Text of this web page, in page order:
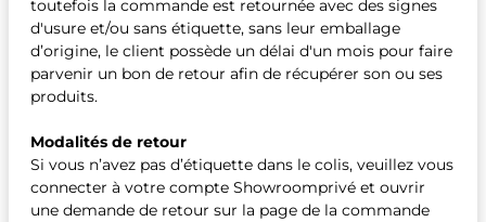
toutefois la commande est retournée avec des signes
d'usure et/ou sans étiquette, sans leur emballage
d’origine, le client possède un délai d'un mois pour faire
parvenir un bon de retour afin de récupérer son ou ses
produits.
Modalités de retour
Si vous n’avez pas d’étiquette dans le colis, veuillez vous
connecter à votre compte Showroomprivé et ouvrir
une demande de retour sur la page de la commande